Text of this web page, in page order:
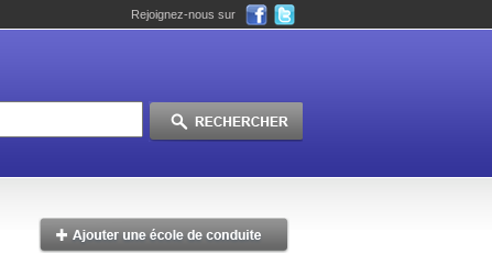
Rejoignez-nous sur